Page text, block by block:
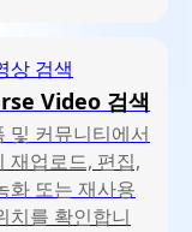
상 검색
Video 검색
및 커뮤니티에서
재업로드, 편집,
화 또는 재사용
치를 확인합니